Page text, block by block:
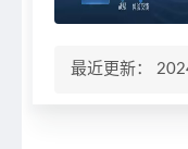
最近更新：